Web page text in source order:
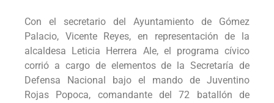
Con el secretario del Ayuntamiento de Gómez
Palacio, Vicente Reyes, en representación de la
alcaldesa Leticia Herrera Ale, el programa cívico
corrió a cargo de elementos de la Secretaría de
Defensa Nacional bajo el mando de Juventino
Rojas Popoca, comandante del 72 batallón de